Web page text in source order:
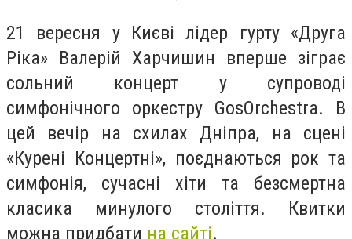
21 вересня у Києві лідер гурту «Друга
Ріка» Валерій Харчишин вперше зіграє
сольний концерт у супроводі
симфонічного оркестру GosOrchestra. В
цей вечір на схилах Дніпра, на сцені
«Курені Концертні», поєднаються рок та
симфонія, сучасні хіти та безсмертна
класика минулого століття. Квитки
можна придбати на сайті.